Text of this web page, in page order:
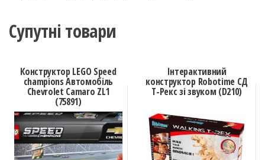
Супутні товари
Конструктор LEGO Speed
champions Автомобіль
Chevrolet Camaro ZL1
(75891)
Інтерактивний
конструктор Robotime СД
T-Рекс зі звуком (D210)